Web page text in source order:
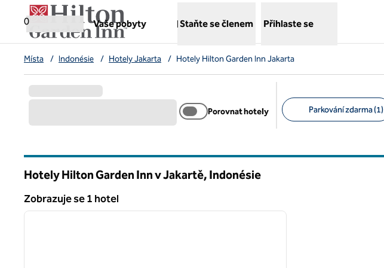
Přejít na obsah
0
Vaše pobyty
,otvírá novou záložku
Staňte se členem Přihlaste se
Místa / Indonésie / Hotely Jakarta / Hotely Hilton Garden Inn Jakarta
Porovnat hotely Parkování zdarma (1)
Hotely Hilton Garden Inn v Jakartě, Indonésie
Zobrazuje se 1 hotel
Zobrazuje se 1 hotel
1 z 12
další obrázek